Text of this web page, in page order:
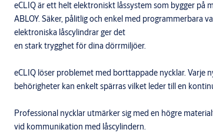
eCLIQ är ett helt elektroniskt låssystem som bygger på
ABLOY. Säker, pålitlig och enkel med programmerbara
elektroniska låscylindrar ger det
en stark trygghet för dina dörrmiljöer.
eCLIQ löser problemet med borttappade nycklar. Varje
behörigheter kan enkelt spärras vilket leder till en
Professional nycklar utmärker sig med en högre
vid kommunikation med låscylindern.